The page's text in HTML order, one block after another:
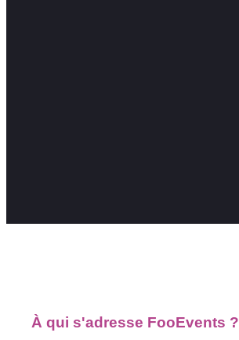
À qui s'adresse FooEvents ?